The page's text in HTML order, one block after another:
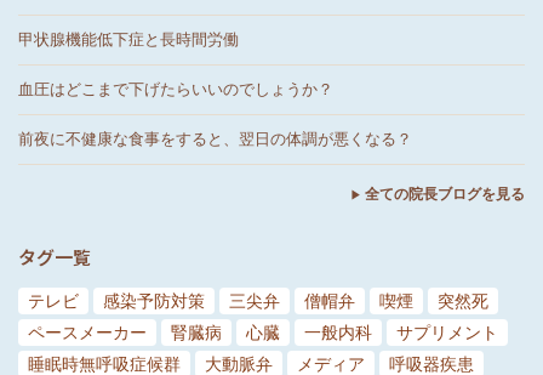
甲状腺機能低下症と長時間労働
血圧はどこまで下げたらいいのでしょうか？
前夜に不健康な食事をすると、翌日の体調が悪くなる？
全ての院長ブログを見る
タグ一覧
テレビ 感染予防対策 三尖弁 僧帽弁 喫煙
突然死
ペースメーカー
腎臓病 心臓 一般内科
サプリメント
睡眠時無呼吸症候群
大動脈弁 メディア
呼吸器疾患